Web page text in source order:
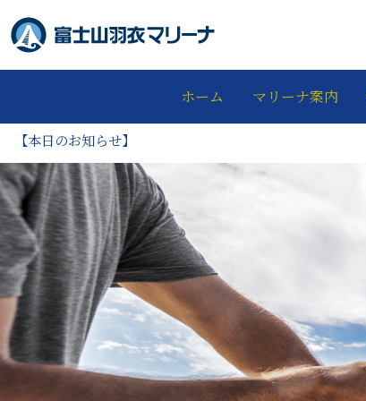
ホーム マリーナ案内
【本日のお知らせ】